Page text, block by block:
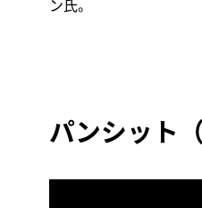
ン氏。
パンシット